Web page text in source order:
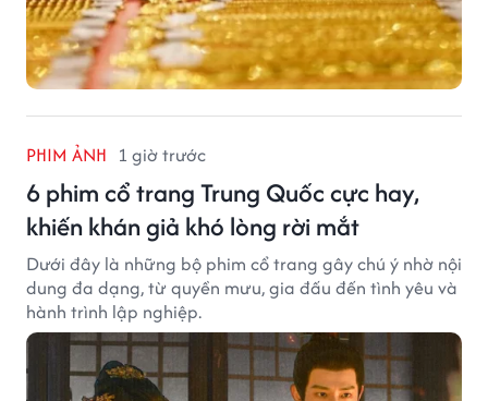
PHIM ẢNH 1 giờ trước
6 phim cổ trang Trung Quốc cực hay,
khiến khán giả khó lòng rời mắt
Dưới đây là những bộ phim cổ trang gây chú ý nhờ nội
dung đa dạng, từ quyền mưu, gia đấu đến tình yêu và
hành trình lập nghiệp.